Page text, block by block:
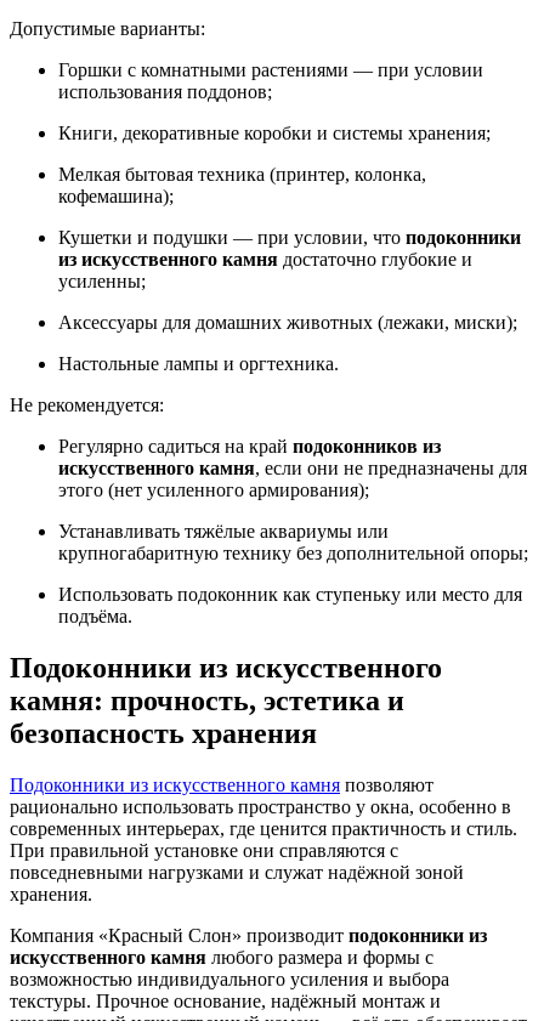
Допустимые варианты:
Горшки с комнатными растениями — при условии
использования поддонов;
Книги, декоративные коробки и системы хранения;
Мелкая бытовая техника (принтер, колонка,
кофемашина);
Кушетки и подушки — при условии, что подоконники
из искусственного камня достаточно глубокие и
усиленны;
Аксессуары для домашних животных (лежаки, миски);
Настольные лампы и оргтехника.
Не рекомендуется:
Регулярно садиться на край подоконников из
искусственного камня, если они не предназначены для
этого (нет усиленного армирования);
Устанавливать тяжёлые аквариумы или
крупногабаритную технику без дополнительной опоры;
Использовать подоконник как ступеньку или место для
подъёма.
Подоконники из искусственного
камня: прочность, эстетика и
безопасность хранения
Подоконники из искусственного камня позволяют
рационально использовать пространство у окна, особенно в
современных интерьерах, где ценится практичность и стиль.
При правильной установке они справляются с
повседневными нагрузками и служат надёжной зоной
хранения.
Компания «Красный Слон» производит подоконники из
искусственного камня любого размера и формы с
возможностью индивидуального усиления и выбора
текстуры. Прочное основание, надёжный монтаж и